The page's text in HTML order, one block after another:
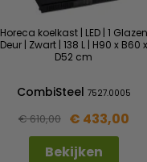
Horeca koelkast | LED | 1 Glazen
Deur | Zwart | 138 L | H90 x B60 x
D52 cm
CombiSteel 7527.0005
€ 610,00 € 433,00
Bekijken